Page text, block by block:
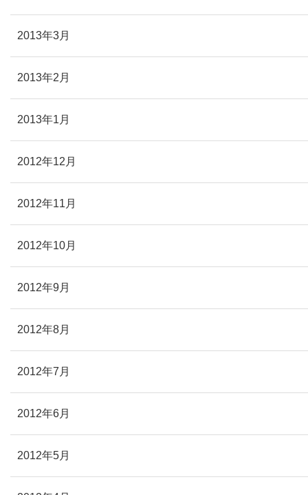
2013年3月
2013年2月
2013年1月
2012年12月
2012年11月
2012年10月
2012年9月
2012年8月
2012年7月
2012年6月
2012年5月